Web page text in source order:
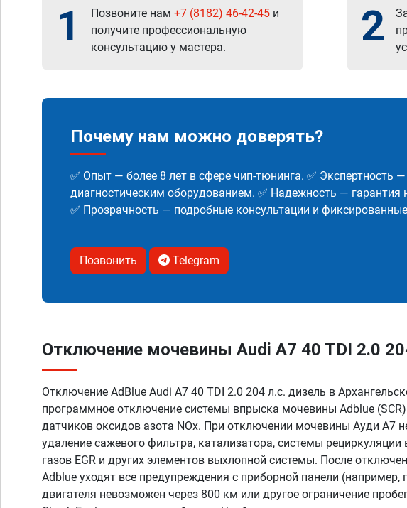
1 Позвоните нам +7 (8182) 46-42-45 и
получите профессиональную
консультацию у мастера.
2
Почему нам можно доверять?
✅ Опыт — более 8 лет в сфере чип-тюнинга. ✅
диагностическим оборудованием. ✅ Надежность — гарантия
✅ Прозрачность — подробные консультации и
Позвонить Telegram
Отключение мочевины Audi A7 40 TDI 2.0
Отключение AdBlue Audi A7 40 TDI 2.0 204 л.с. дизель в
программное отключение системы впрыска мочевины Adblue
датчиков оксидов азота NOx. При отключении мочевины Ауди А7
удаление сажевого фильтра, катализатора, системы
газов EGR и других элементов выхлопной системы. После
Adblue уходят все предупреждения с приборной панели (например,
двигателя невозможен через 800 км или другое ограничение